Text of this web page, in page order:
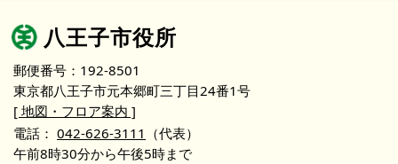
八王子市役所
郵便番号：192-8501
東京都八王子市元本郷町三丁目24番1号
[ 地図・フロア案内 ]
電話： 042-626-3111 （代表）
午前8時30分から午後5時まで